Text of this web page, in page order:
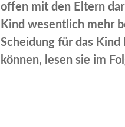
offen mit den Eltern
Kind wesentlich mehr
Scheidung für das
können, lesen sie im